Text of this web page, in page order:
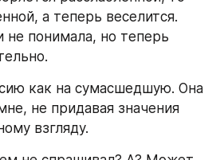
а теперь веселится.
не понимала, но теперь
как на сумасшедшую. Она
не придавая значения
взгляду.